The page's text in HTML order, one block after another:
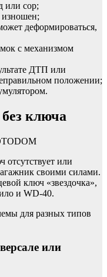
или сор;
изношен;
деформироваться,
с механизмом
ДТП или
положении;
ключа
отсутствует или
своими силами.
ключ «звездочка»,
и WD-40.
для разных типов
или